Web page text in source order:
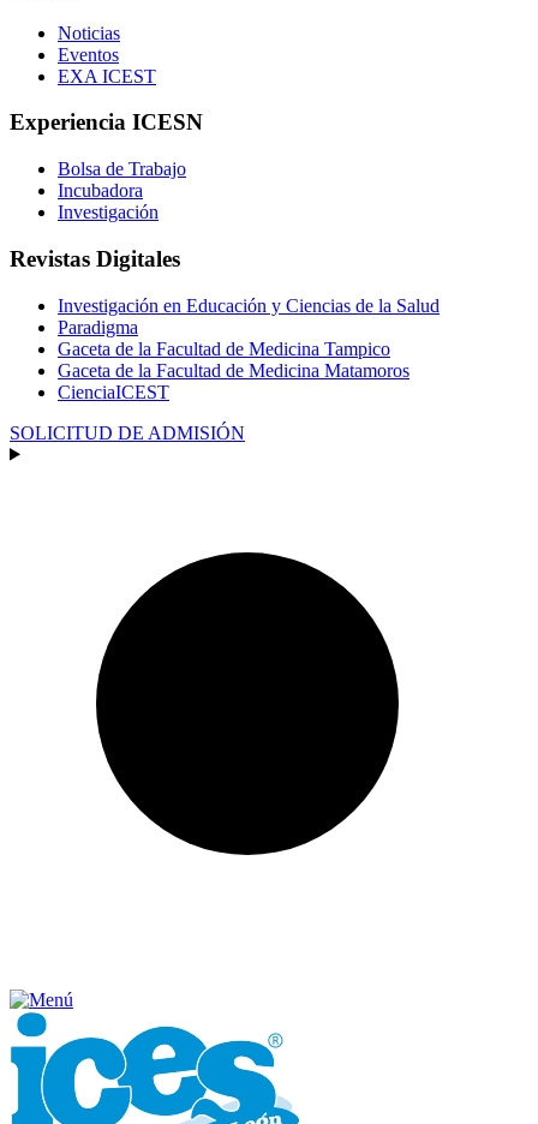
Noticias
Eventos
EXA ICEST
Experiencia ICESN
Bolsa de Trabajo
Incubadora
Investigación
Revistas Digitales
Investigación en Educación y Ciencias de la Salud
Paradigma
Gaceta de la Facultad de Medicina Tampico
Gaceta de la Facultad de Medicina Matamoros
CienciaICEST
SOLICITUD DE ADMISIÓN